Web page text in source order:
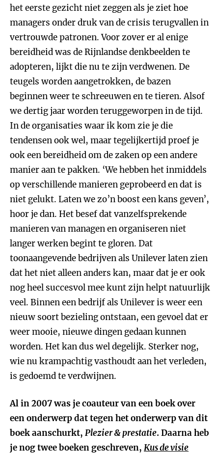
het eerste gezicht niet zeggen als je ziet hoe
managers onder druk van de crisis terugvallen in
vertrouwde patronen. Voor zover er al enige
bereidheid was de Rijnlandse denkbeelden te
adopteren, lijkt die nu te zijn verdwenen. De
teugels worden aangetrokken, de bazen
beginnen weer te schreeuwen en te tieren. Alsof
we dertig jaar worden teruggeworpen in de tijd.
In de organisaties waar ik kom zie je die
tendensen ook wel, maar tegelijkertijd proef je
ook een bereidheid om de zaken op een andere
manier aan te pakken. ‘We hebben het inmiddels
op verschillende manieren geprobeerd en dat is
niet gelukt. Laten we zo’n boost een kans geven’,
hoor je dan. Het besef dat vanzelfsprekende
manieren van managen en organiseren niet
langer werken begint te gloren. Dat
toonaangevende bedrijven als Unilever laten zien
dat het niet alleen anders kan, maar dat je er ook
nog heel succesvol mee kunt zijn helpt natuurlijk
veel. Binnen een bedrijf als Unilever is weer een
nieuw soort bezieling ontstaan, een gevoel dat er
weer mooie, nieuwe dingen gedaan kunnen
worden. Het kan dus wel degelijk. Sterker nog,
wie nu krampachtig vasthoudt aan het verleden,
is gedoemd te verdwijnen.
Al in 2007 was je coauteur van een boek over
een onderwerp dat tegen het onderwerp van dit
boek aanschurkt, Plezier & prestatie. Daarna heb
je nog twee boeken geschreven, Kus de visie